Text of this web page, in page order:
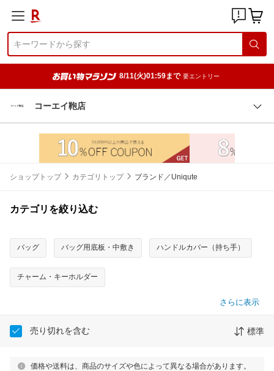
8/11(火)01:59まで 要エントリー
コーエイ鞄店
ショップトップ カテゴリトップ ブランド／Uniqute
カテゴリを絞り込む
バッグ バッグ用底板・中敷き ハンドルカバー（持ち手）
チャーム・キーホルダー
さらに表示
売り切れを含む 標準
価格や送料は、商品のサイズや色によって異なる場合があります。